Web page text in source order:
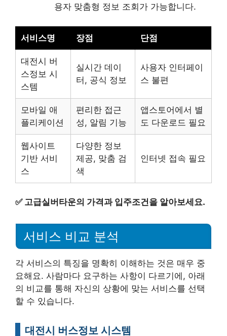
용자 맞춤형 정보 조회가 가능합니다.
서비스명 장점 단점
대전시 버
스정보 시
스템
실시간 데이
터, 공식 정보
사용자 인터페이
스 불편
모바일 애
플리케이션
편리한 접근
성, 알림 기능
앱스토어에서 별
도 다운로드 필요
웹사이트
기반 서비
스
다양한 정보
제공, 맞춤 검
색
인터넷 접속 필요
✅ 고급실버타운의 가격과 입주조건을 알아보세요.
서비스 비교 분석
각 서비스의 특징을 명확히 이해하는 것은 매우 중
요해요. 사람마다 요구하는 사항이 다르기에, 아래
의 비교를 통해 자신의 상황에 맞는 서비스를 선택
할 수 있습니다.
대전시 버스정보 시스템